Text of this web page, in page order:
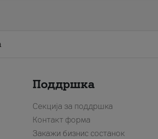
Поддршка
Секција за поддршка
Контакт форма
Закажи бизнис состанок